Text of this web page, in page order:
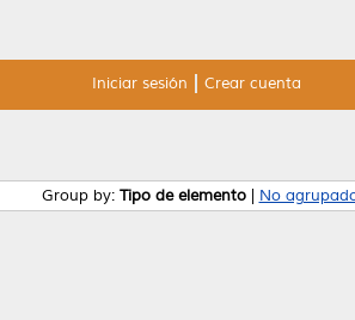
Iniciar sesión Crear cuenta
Group by: Tipo de elemento| No